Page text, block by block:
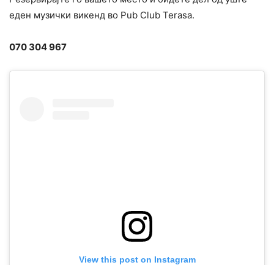
еден музички викенд во Pub Club Terasa.
070 304 967
View this post on Instagram